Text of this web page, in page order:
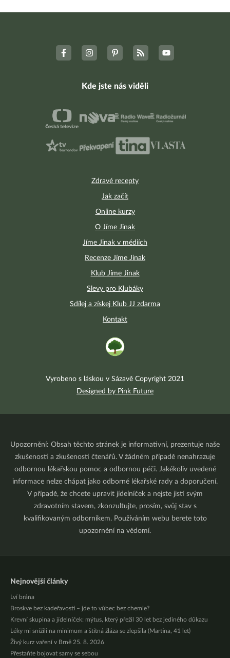
Zdravé recepty
Jak začít
Online kurzy
O Jíme Jinak
Jíme Jinak v médiích
Recenze Jíme Jinak
Klub Jíme Jinak
Slevy pro Klubáky
Sdílej a získej Klub JJ zdarma
Kontakt
Kde jste nás viděli
Vyrobeno s láskou v Sázavě Copyright 2021
Designed by Pink Future
Upozornění: Obsah těchto stránek je informativní, prezentuje naše
zkušenosti a zkušenosti čtenářů. V žádném případě nenahrazuje
odbornou lékařskou pomoc a odbornou péči. Jakékoliv uvedené
informace nelze chápat jako odborné lékařské rady a doporučení.
V případě, že chcete upravit jídelníček a nejste jistí svým
zdravotním stavem, zkonzultujte, prosím, svůj stav s
kvalifikovaným odborníkem. Používáním webu berete toto
upozornění na vědomí.
Nejnovější články
Lví brána
Broskve bez kadeřavosti – jde to vůbec bez chemie?
Krevní skupina a jídelníček: mýtus, který přežil 30 let bez jediného důkazu
Léky mi snížili na minimum a štítná žláza se zlepšila (Martina, 41 let)
Živý kurz vaření v Brně 25. 8. 2026
Přestaňte bojovat samy se sebou